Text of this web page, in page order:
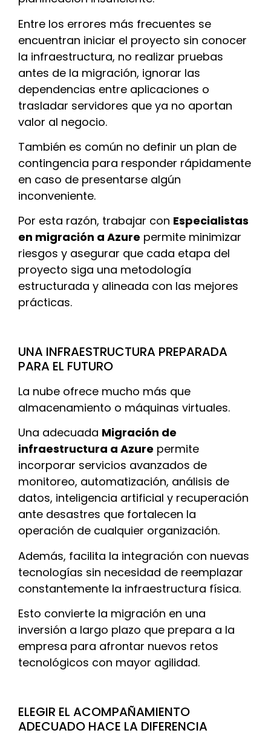
Entre los errores más frecuentes se
encuentran iniciar el proyecto sin conocer
la infraestructura, no realizar pruebas
antes de la migración, ignorar las
dependencias entre aplicaciones o
trasladar servidores que ya no aportan
valor al negocio.
También es común no definir un plan de
contingencia para responder rápidamente
en caso de presentarse algún
inconveniente.
Por esta razón, trabajar con Especialistas
en migración a Azure permite minimizar
riesgos y asegurar que cada etapa del
proyecto siga una metodología
estructurada y alineada con las mejores
prácticas.
UNA INFRAESTRUCTURA PREPARADA
PARA EL FUTURO
La nube ofrece mucho más que
almacenamiento o máquinas virtuales.
Una adecuada Migración de
infraestructura a Azure permite
incorporar servicios avanzados de
monitoreo, automatización, análisis de
datos, inteligencia artificial y recuperación
ante desastres que fortalecen la
operación de cualquier organización.
Además, facilita la integración con nuevas
tecnologías sin necesidad de reemplazar
constantemente la infraestructura física.
Esto convierte la migración en una
inversión a largo plazo que prepara a la
empresa para afrontar nuevos retos
tecnológicos con mayor agilidad.
ELEGIR EL ACOMPAÑAMIENTO
ADECUADO HACE LA DIFERENCIA